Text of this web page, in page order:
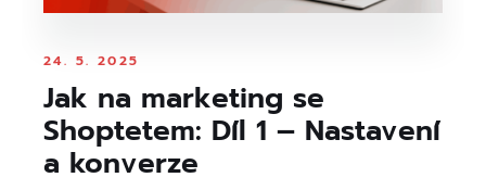
24. 5. 2025
Jak na marketing se
Shoptetem: Díl 1 – Nastavení
a konverze